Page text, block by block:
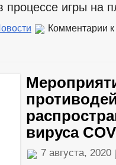
процессе игры на
Комментарии
вируса
7 августа, 2020